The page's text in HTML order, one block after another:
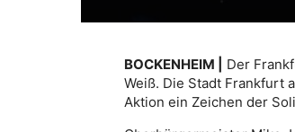
BOCKENHEIM |
Der
Weiß. Die Stadt Frankfurt
Aktion ein Zeichen der